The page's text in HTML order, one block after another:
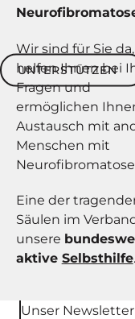
Wir sind für Sie da,
helfen Ihnen bei
Fragen und
ermöglichen
Austausch mit
Menschen mit
Eine der
Säulen im
unsere
aktive Selbsthilfe.
Unterstützen
UNTERSTÜTZEN
Unser Newsletter